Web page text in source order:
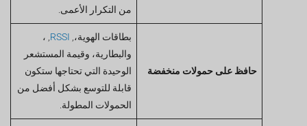
من التكرار الأعمى.
حافظ على حمولات منخفضة
بطاقات الهوية،, RSSI, ،
والبطارية، وقيمة المستشعر
الوحيدة التي تحتاجها ستكون
قابلة للتوسع بشكل أفضل من
الحمولات المطولة.